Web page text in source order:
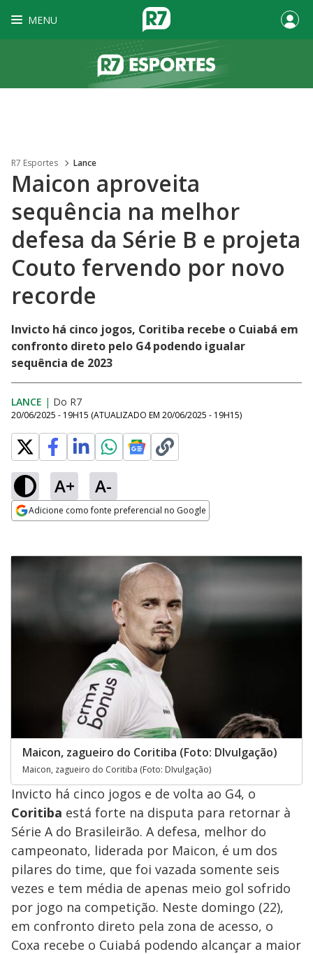
MENU
R7 Esportes Lance
Maicon aproveita
sequência na melhor
defesa da Série B e projeta
Couto fervendo por novo
recorde
Invicto há cinco jogos, Coritiba recebe o Cuiabá em
confronto direto pelo G4 podendo igualar
sequência de 2023
LANCE | Do R7
20/06/2025 - 19H15 (ATUALIZADO EM 20/06/2025 - 19H15)
A+ A-
Adicione como fonte preferencial no Google
Maicon, zagueiro do Coritiba (Foto: DIvulgação)
Maicon, zagueiro do Coritiba (Foto: DIvulgação)
Invicto há cinco jogos e de volta ao G4, o
Coritiba está forte na disputa para retornar à
Série A do Brasileirão. A defesa, melhor do
campeonato, liderada por Maicon, é um dos
pilares do time, que foi vazada somente seis
vezes e tem média de apenas meio gol sofrido
por jogo na competição. Neste domingo (22),
em confronto direto pela zona de acesso, o
Coxa recebe o Cuiabá podendo alcançar a maior